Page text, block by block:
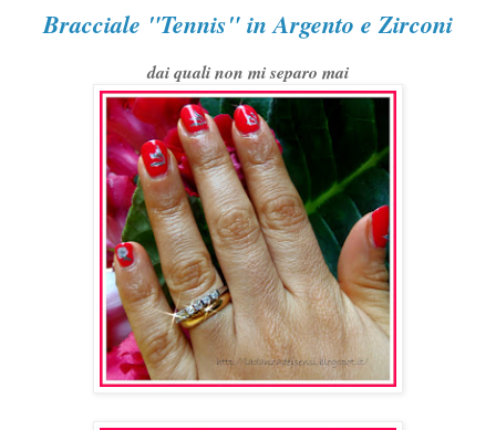
Bracciale "Tennis" in Argento e Zirconi
dai quali non mi separo mai